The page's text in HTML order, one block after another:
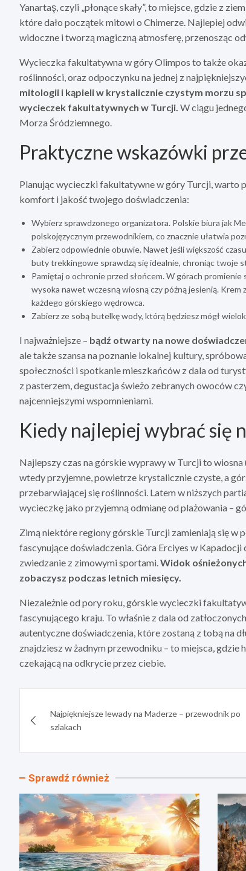
Yanartaş, czyli „płonące skały”, to miejsce, gdzie z
które dało początek mitowi o Chimerze. Najlepiej
widoczne i tworzą magiczną atmosferę, przenosząc
Wycieczka fakultatywna w góry Olimpos to także
roślinności, oraz odpoczynku na jednej z
mitologii i kąpieli w krystalicznie czystym morzu
wycieczek fakultatywnych w Turcji. W ciągu
Morza Śródziemnego.
Praktyczne wskazówki
Planując wycieczki fakultatywne w góry Turcji, warto
komfort i jakość twojego doświadczenia:
Wybierz sprawdzonego organizatora. Polskie biura jak
polskojęzycznym przewodnikiem, co znacznie ułatwia
Zabierz odpowiednie obuwie. Nawet jeśli większość
buty trekkingowe sprawdzą się idealnie, chroniąc twoje
Pamiętaj o ochronie przed słońcem. W górach
wysoka nawet wczesną wiosną czy późną jesienią.
każdego górskiego wędrowca.
Zabierz ze sobą butelkę wody, którą będziesz mógł
I najważniejsze – bądź otwarty na nowe
ale także szansa na poznanie lokalnej kultury,
społeczności i spotkanie mieszkańców z dala od
z pasterzem, degustacja świeżo zebranych owoców
najcenniejszymi wspomnieniami.
Kiedy najlepiej wybrać się
Najlepszy czas na górskie wyprawy w Turcji to
wtedy przyjemne, powietrze krystalicznie czyste, a
przebarwiającej się roślinności. Latem w niższych
wycieczkę jako przyjemną odmianę od plażowania –
Zimą niektóre regiony górskie Turcji zamieniają się w
fascynujące doświadczenia. Góra Erciyes w
zwiedzanie z zimowymi sportami.Widok
zobaczysz podczas letnich miesięcy.
Niezależnie od pory roku, górskie wycieczki
fascynującego kraju. To właśnie z dala od
autentyczne doświadczenia, które zostaną z tobą na
znajdziesz w żadnym przewodniku – to miejsca, gdzie
czekającą na odkrycie przez ciebie.
wpisuNajpiękniejsze lewady na Maderze – przewodnik po
szlakach
Sprawdź również